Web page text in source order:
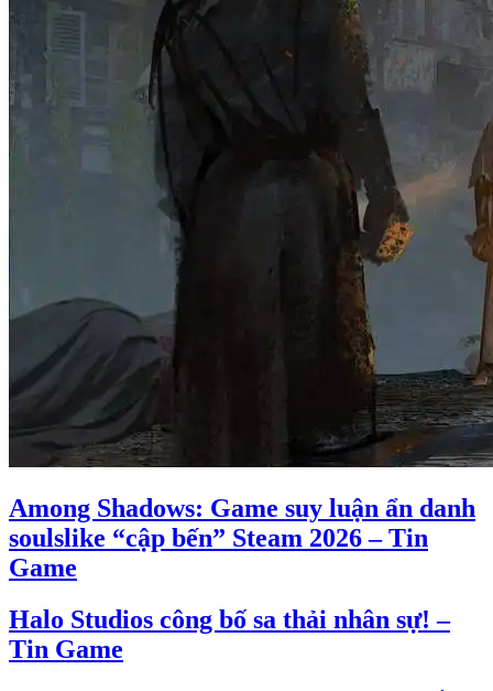
Among Shadows: Game suy luận ẩn danh
soulslike “cập bến” Steam 2026 – Tin
Game
Halo Studios công bố sa thải nhân sự! –
Tin Game